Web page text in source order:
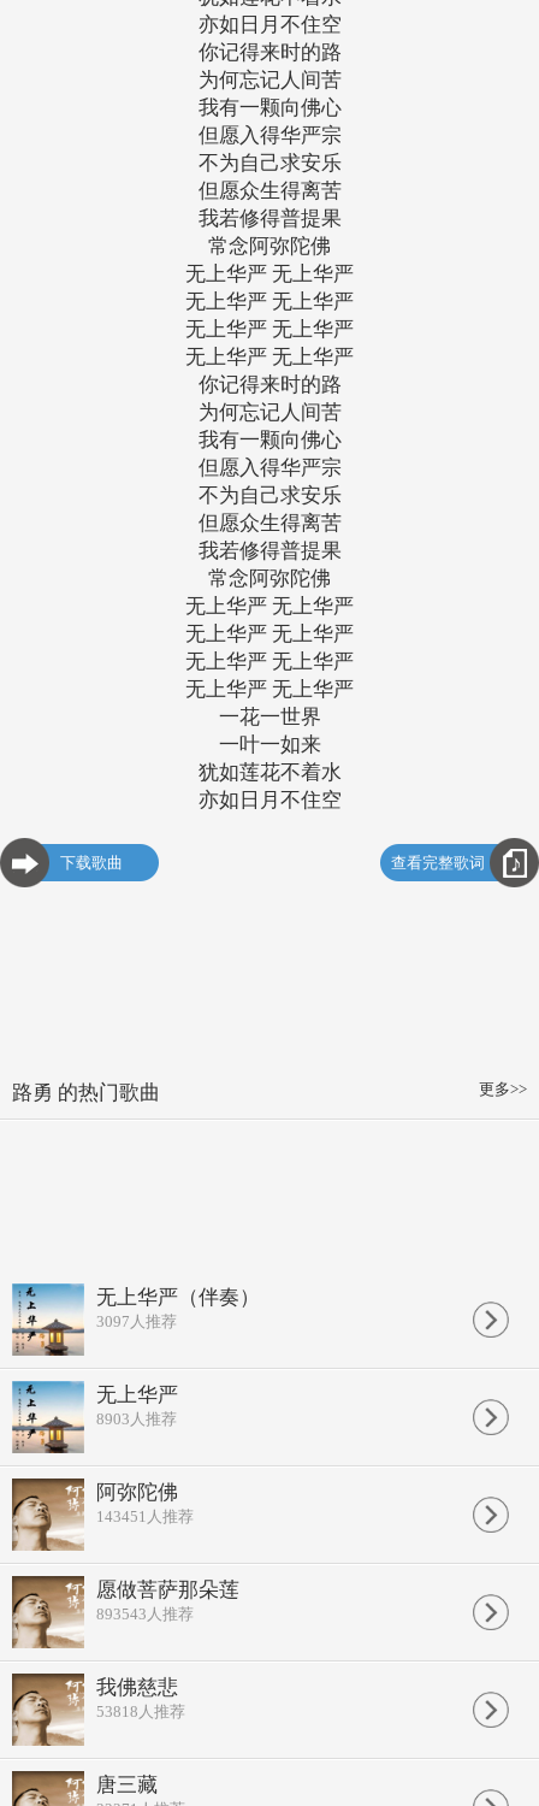
亦如日月不住空
你记得来时的路
为何忘记人间苦
我有一颗向佛心
但愿入得华严宗
不为自己求安乐
但愿众生得离苦
我若修得普提果
常念阿弥陀佛
无上华严 无上华严
无上华严 无上华严
无上华严 无上华严
无上华严 无上华严
你记得来时的路
为何忘记人间苦
我有一颗向佛心
但愿入得华严宗
不为自己求安乐
但愿众生得离苦
我若修得普提果
常念阿弥陀佛
无上华严 无上华严
无上华严 无上华严
无上华严 无上华严
无上华严 无上华严
一花一世界
一叶一如来
犹如莲花不着水
亦如日月不住空
下载歌曲 查看完整歌词
更多>>
路勇 的热门歌曲
无上华严（伴奏）
3097 人推荐
无上华严
8903 人推荐
阿弥陀佛
143451 人推荐
愿做菩萨那朵莲
893543 人推荐
我佛慈悲
53818 人推荐
唐三藏